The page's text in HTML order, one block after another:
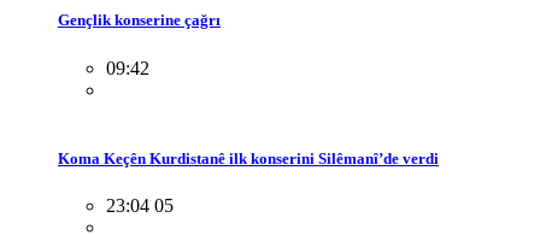
Gençlik konserine çağrı
09:42
Koma Keçên Kurdistanê ilk konserini Silêmanî’de verdi
23:04 05